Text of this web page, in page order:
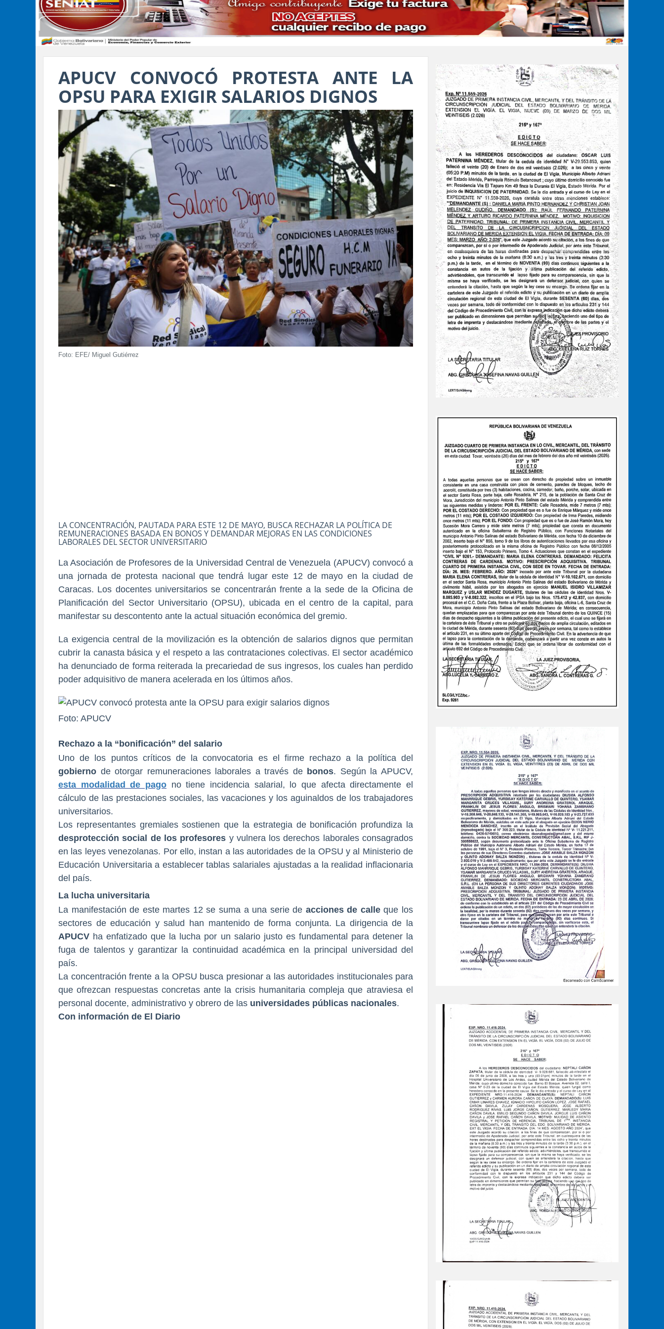
APUCV CONVOCÓ PROTESTA ANTE LA
OPSU PARA EXIGIR SALARIOS DIGNOS
Foto: EFE/ Miguel Gutiérrez
LA CONCENTRACIÓN, PAUTADA PARA ESTE 12 DE MAYO, BUSCA RECHAZAR LA POLÍTICA DE
REMUNERACIONES BASADA EN BONOS Y DEMANDAR MEJORAS EN LAS CONDICIONES
LABORALES DEL SECTOR UNIVERSITARIO
La Asociación de Profesores de la Universidad Central de Venezuela (APUCV) convocó a
una jornada de protesta nacional que tendrá lugar este 12 de mayo en la ciudad de
Caracas. Los docentes universitarios se concentrarán frente a la sede de la Oficina de
Planificación del Sector Universitario (OPSU), ubicada en el centro de la capital, para
manifestar su descontento ante la actual situación económica del gremio.
La exigencia central de la movilización es la obtención de salarios dignos que permitan
cubrir la canasta básica y el respeto a las contrataciones colectivas. El sector académico
ha denunciado de forma reiterada la precariedad de sus ingresos, los cuales han perdido
poder adquisitivo de manera acelerada en los últimos años.
Foto: APUCV
Rechazo a la “bonificación” del salario
Uno de los puntos críticos de la convocatoria es el firme rechazo a la política del
gobierno de otorgar remuneraciones laborales a través de bonos. Según la APUCV,
esta modalidad de pago no tiene incidencia salarial, lo que afecta directamente el
cálculo de las prestaciones sociales, las vacaciones y los aguinaldos de los trabajadores
universitarios.
Los representantes gremiales sostienen que la estrategia de bonificación profundiza la
desprotección social de los profesores y vulnera los derechos laborales consagrados
en las leyes venezolanas. Por ello, instan a las autoridades de la OPSU y al Ministerio de
Educación Universitaria a establecer tablas salariales ajustadas a la realidad inflacionaria
del país.
La lucha universitaria
La manifestación de este martes 12 se suma a una serie de acciones de calle que los
sectores de educación y salud han mantenido de forma conjunta. La dirigencia de la
APUCV ha enfatizado que la lucha por un salario justo es fundamental para detener la
fuga de talentos y garantizar la continuidad académica en la principal universidad del
país.
La concentración frente a la OPSU busca presionar a las autoridades institucionales para
que ofrezcan respuestas concretas ante la crisis humanitaria compleja que atraviesa el
personal docente, administrativo y obrero de las universidades públicas nacionales.
Con información de El Diario